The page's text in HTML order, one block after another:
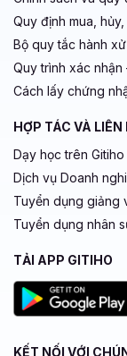
Quy định mua,
Bộ quy tắc hành
Quy trình xác nhận
Cách lấy chứng
HỢP TÁC VÀ LIÊN
Dạy học trên Gitiho
Dịch vụ Doanh
Tuyển dụng giảng
Tuyển dụng nhân
TẢI APP GITIHO
KẾT NỐI VỚI